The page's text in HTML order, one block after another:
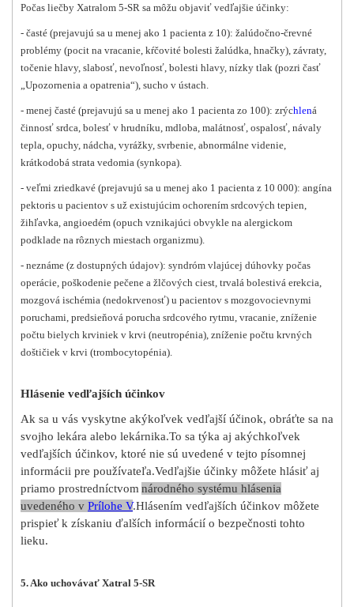
Počas liečby Xatralom 5-SR sa môžu objaviť vedľajšie účinky:
- časté (prejavujú sa u menej ako 1 pacienta z 10): žalúdočno-črevné
problémy (pocit na vracanie, kŕčovité bolesti žalúdka, hnačky), závraty,
točenie hlavy, slabosť, nevoľnosť, bolesti hlavy, nízky tlak (pozri časť
„Upozornenia a opatrenia“), sucho v ústach.
- menej časté (prejavujú sa u menej ako 1 pacienta zo 100): zrýchlená
činnosť srdca, bolesť v hrudníku, mdloba, malátnosť, ospalosť, návaly
tepla, opuchy, nádcha, vyrážky, svrbenie, abnormálne videnie,
krátkodobá strata vedomia (synkopa).
- veľmi zriedkavé (prejavujú sa u menej ako 1 pacienta z 10 000): angína
pektoris u pacientov s už existujúcim ochorením srdcových tepien,
žihľavka, angioedém (opuch vznikajúci obvykle na alergickom
podklade na rôznych miestach organizmu).
- neznáme (z dostupných údajov): syndróm vlajúcej dúhovky počas
operácie, poškodenie pečene a žlčových ciest, trvalá bolestivá erekcia,
mozgová ischémia (nedokrvenosť) u pacientov s mozgovocievnymi
poruchami, predsieňová porucha srdcového rytmu, vracanie, zníženie
počtu bielych krviniek v krvi (neutropénia), zníženie počtu krvných
doštičiek v krvi (trombocytopénia).
Hlásenie vedľajších účinkov
Ak sa u vás vyskytne akýkoľvek vedľajší účinok, obráťte sa na
svojho lekára alebo lekárnika.To sa týka aj akýchkoľvek
vedľajších účinkov, ktoré nie sú uvedené v tejto písomnej
informácii pre používateľa.Vedľajšie účinky môžete hlásiť aj
priamo prostredníctvom národného systému hlásenia
uvedeného v Prílohe V.Hlásením vedľajších účinkov môžete
prispieť k získaniu ďalších informácií o bezpečnosti tohto
lieku.
5. Ako uchovávať Xatral 5-SR